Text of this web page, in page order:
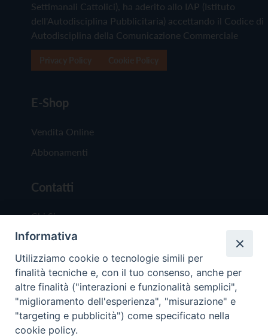
Settimanali Cattolici), ha aderito allo IAP (Istituto
dell'Autodisciplina Pubblicitaria) accettando il Codice di
Autodisciplina della Comunicazione Commerciale
E-Shop
Vendita Online
Abbonamenti
Contatti
Chi Siamo
Redazione
Scrivici
Copyright © 2019 - Tutti i diritti riservati - Vita
Informativa
Utilizziamo cookie o tecnologie simili per
finalità tecniche e, con il tuo consenso, anche per
altre finalità ("interazioni e funzionalità semplici",
"miglioramento dell'esperienza", "misurazione" e
"targeting e pubblicità") come specificato nella
cookie policy.